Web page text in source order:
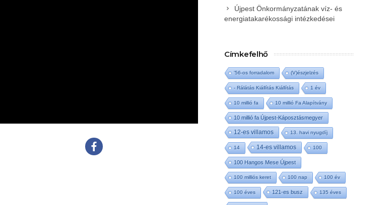
Újpest Önkormányzatának víz- és
energiatakarékossági intézkedései
Címkefelhő
'56-os forradalom (V)észjelzés
- Rálátás Kiállítás Kiállítás 1 év
10 millió fa 10 millió Fa Alapítvány
10 millió fa Újpest-Káposztásmegyer
12-es villamos 13. havi nyugdíj
14 14-es villamos 100
100 Hangos Mese Újpest
100 milliós keret 100 nap 100 év
100 éves 121-es busz 135 éves